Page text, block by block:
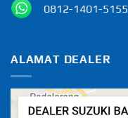
0812-1401-5155
ALAMAT DEALER